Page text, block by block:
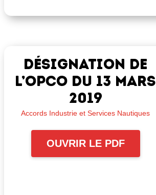
Désignation de
l’OPCO du 13 mars
2019
Accords Industrie et Services Nautiques
OUVRIR LE PDF